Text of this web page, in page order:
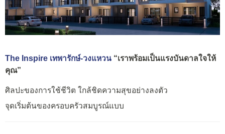
The Inspire เทพารักษ์-วงแหวน “เราพร้อมเป็นแรงบันดาลใจให้
คุณ”
ศิลปะของการใช้ชีวิต ใกล้ชิดความสุขอย่างลงตัว
จุดเริ่มต้นของครอบครัวสมบูรณ์แบบ